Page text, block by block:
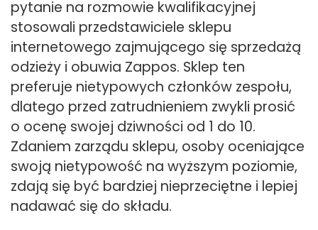
pytanie na rozmowie kwalifikacyjnej
stosowali przedstawiciele sklepu
internetowego zajmującego się sprzedażą
odzieży i obuwia Zappos. Sklep ten
preferuje nietypowych członków zespołu,
dlatego przed zatrudnieniem zwykli prosić
o ocenę swojej dziwności od 1 do 10.
Zdaniem zarządu sklepu, osoby oceniające
swoją nietypowość na wyższym poziomie,
zdają się być bardziej nieprzeciętne i lepiej
nadawać się do składu.